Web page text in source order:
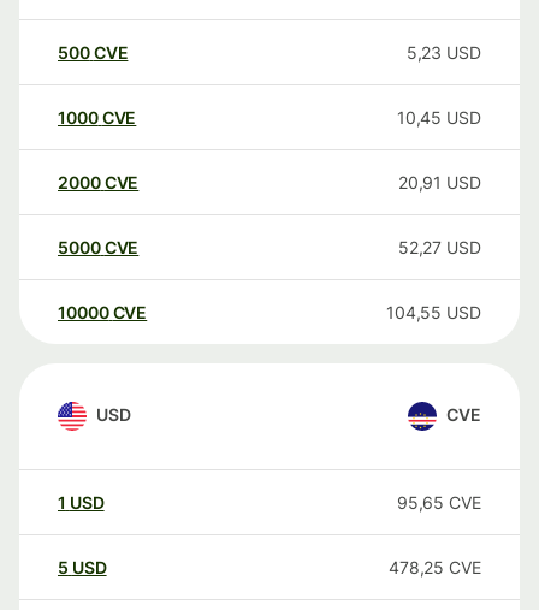
500CVE 5,23 USD
1000CVE 10,45 USD
2000CVE 20,91 USD
5000CVE 52,27 USD
10000 CVE 104,55 USD
USD CVE
1 USD 95,65 CVE
5 USD 478,25 CVE